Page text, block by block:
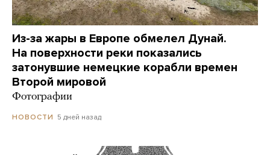
Из-за жары в Европе обмелел Дунай.
На поверхности реки показались
затонувшие немецкие корабли времен
Второй мировой
Фотографии
НОВОСТИ 5 дней назад